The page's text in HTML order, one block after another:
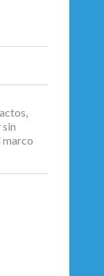
marco